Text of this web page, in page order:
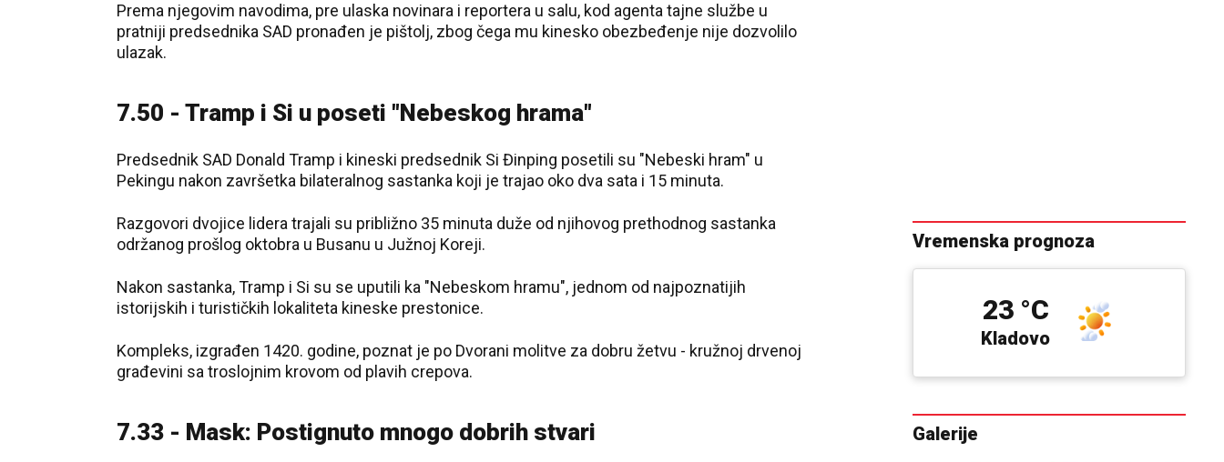
Prema njegovim navodima, pre ulaska novinara i reportera u salu, kod agenta tajne službe u
pratniji predsednika SAD pronađen je pištolj, zbog čega mu kinesko obezbeđenje nije dozvolilo
ulazak.
7.50 - Tramp i Si u poseti "Nebeskog hrama"
Predsednik SAD Donald Tramp i kineski predsednik Si Đinping posetili su "Nebeski hram" u
Pekingu nakon završetka bilateralnog sastanka koji je trajao oko dva sata i 15 minuta.
Razgovori dvojice lidera trajali su približno 35 minuta duže od njihovog prethodnog sastanka
održanog prošlog oktobra u Busanu u Južnoj Koreji.
Nakon sastanka, Tramp i Si su se uputili ka "Nebeskom hramu", jednom od najpoznatijih
istorijskih i turističkih lokaliteta kineske prestonice.
Kompleks, izgrađen 1420. godine, poznat je po Dvorani molitve za dobru žetvu - kružnoj drvenoj
građevini sa troslojnim krovom od plavih crepova.
7.33 - Mask: Postignuto mnogo dobrih stvari
Vremenska prognoza
Loznica
21 °C
Beograd Kladovo
23 °C
Galerije